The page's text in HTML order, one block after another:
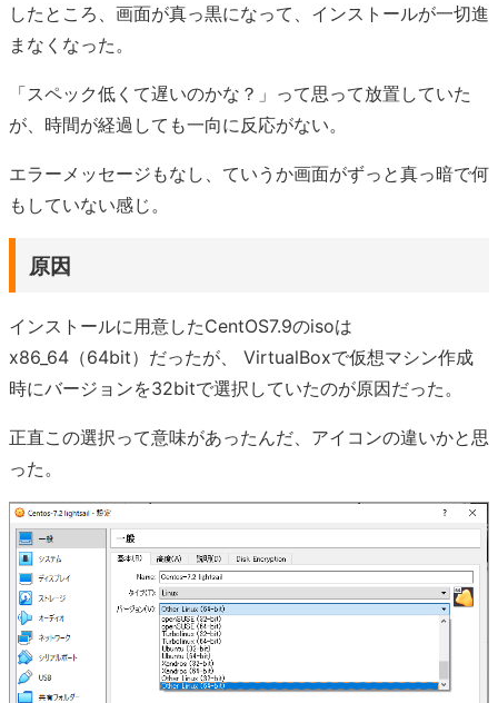
したところ、画面が真っ黒になって、インストールが一切進
まなくなった。
「スペック低くて遅いのかな？」って思って放置していた
が、時間が経過しても一向に反応がない。
エラーメッセージもなし、ていうか画面がずっと真っ暗で何
もしていない感じ。
原因
インストールに用意したCentOS7.9のisoは
x86_64（64bit）だったが、 VirtualBoxで仮想マシン作成
時にバージョンを32bitで選択していたのが原因だった。
正直この選択って意味があったんだ、アイコンの違いかと思
った。